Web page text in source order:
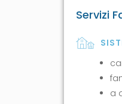
Servizi
a